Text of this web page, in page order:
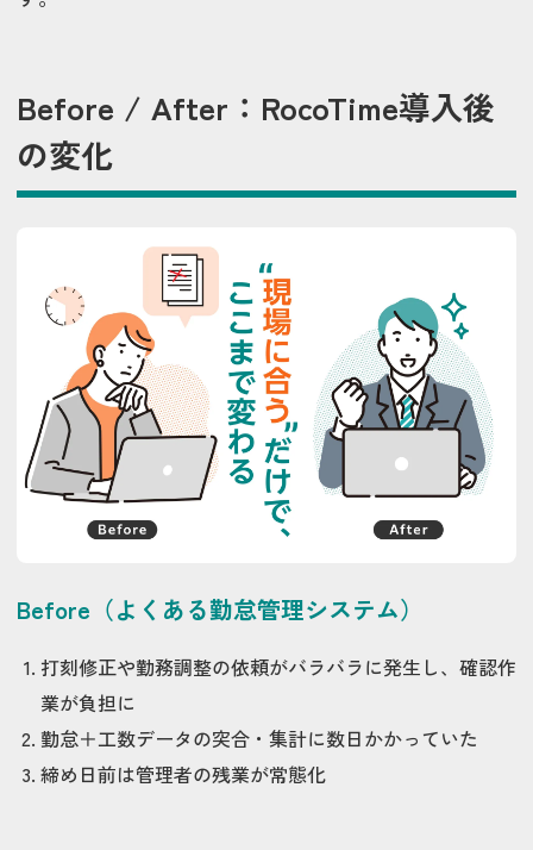
Before / After：RocoTime導入後
の変化
Before（よくある勤怠管理システム）
打刻修正や勤務調整の依頼がバラバラに発生し、確認作
業が負担に
勤怠＋工数データの突合・集計に数日かかっていた
締め日前は管理者の残業が常態化